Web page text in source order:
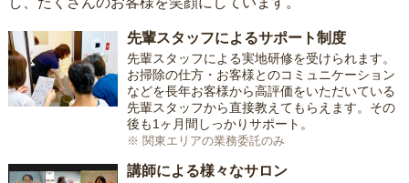
先輩スタッフによるサポート制度
先輩スタッフによる実地研修を受けられます。
お掃除の仕方・お客様とのコミュニケーション
などを長年お客様から高評価をいただいている
先輩スタッフから直接教えてもらえます。その
後も1ヶ月間しっかりサポート。
※ 関東エリアの業務委託のみ
講師による様々なサロン